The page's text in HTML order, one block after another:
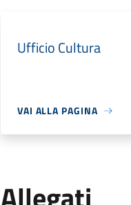
Ufficio Cultura
VAI ALLA PAGINA